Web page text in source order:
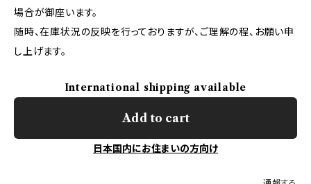
場合が御座います。
随時、在庫状況の反映を行っておりますが、ご理解の程、お願い申
し上げます。
International shipping available
Add to cart
日本国内にお住まいの方向け